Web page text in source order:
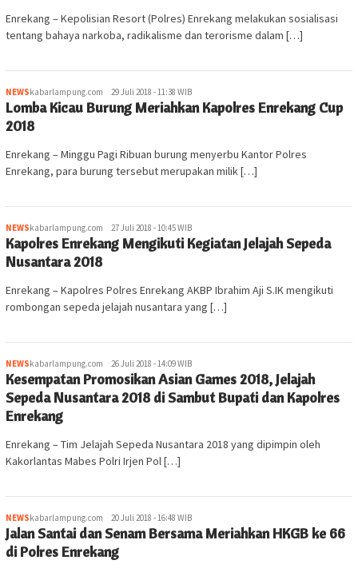
Enrekang – Kepolisian Resort (Polres) Enrekang melakukan sosialisasi
tentang bahaya narkoba, radikalisme dan terorisme dalam […]
NEWSkabarlampung.com 29 Juli 2018 - 11:38 WIB
Lomba Kicau Burung Meriahkan Kapolres Enrekang Cup
2018
Enrekang – Minggu Pagi Ribuan burung menyerbu Kantor Polres
Enrekang, para burung tersebut merupakan milik […]
NEWSkabarlampung.com 27 Juli 2018 - 10:45 WIB
Kapolres Enrekang Mengikuti Kegiatan Jelajah Sepeda
Nusantara 2018
Enrekang – Kapolres Polres Enrekang AKBP Ibrahim Aji S.IK mengikuti
rombongan sepeda jelajah nusantara yang […]
NEWSkabarlampung.com 26 Juli 2018 - 14:09 WIB
Kesempatan Promosikan Asian Games 2018, Jelajah
Sepeda Nusantara 2018 di Sambut Bupati dan Kapolres
Enrekang
Enrekang – Tim Jelajah Sepeda Nusantara 2018 yang dipimpin oleh
Kakorlantas Mabes Polri Irjen Pol […]
NEWSkabarlampung.com 20 Juli 2018 - 16:48 WIB
Jalan Santai dan Senam Bersama Meriahkan HKGB ke 66
di Polres Enrekang